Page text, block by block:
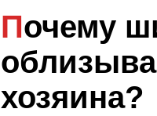
Почему шиншиллы
хозяина?